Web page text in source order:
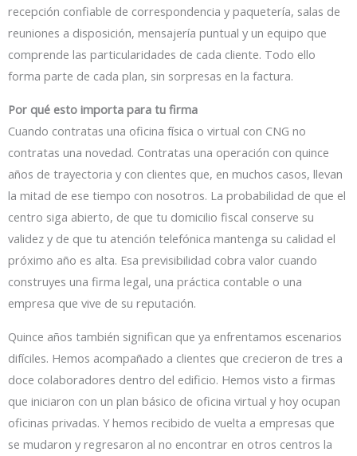
recepción confiable de correspondencia y paquetería, salas de
reuniones a disposición, mensajería puntual y un equipo que
comprende las particularidades de cada cliente. Todo ello
forma parte de cada plan, sin sorpresas en la factura.
Por qué esto importa para tu firma
Cuando contratas una oficina física o virtual con CNG no
contratas una novedad. Contratas una operación con quince
años de trayectoria y con clientes que, en muchos casos, llevan
la mitad de ese tiempo con nosotros. La probabilidad de que el
centro siga abierto, de que tu domicilio fiscal conserve su
validez y de que tu atención telefónica mantenga su calidad el
próximo año es alta. Esa previsibilidad cobra valor cuando
construyes una firma legal, una práctica contable o una
empresa que vive de su reputación.
Quince años también significan que ya enfrentamos escenarios
difíciles. Hemos acompañado a clientes que crecieron de tres a
doce colaboradores dentro del edificio. Hemos visto a firmas
que iniciaron con un plan básico de oficina virtual y hoy ocupan
oficinas privadas. Y hemos recibido de vuelta a empresas que
se mudaron y regresaron al no encontrar en otros centros la